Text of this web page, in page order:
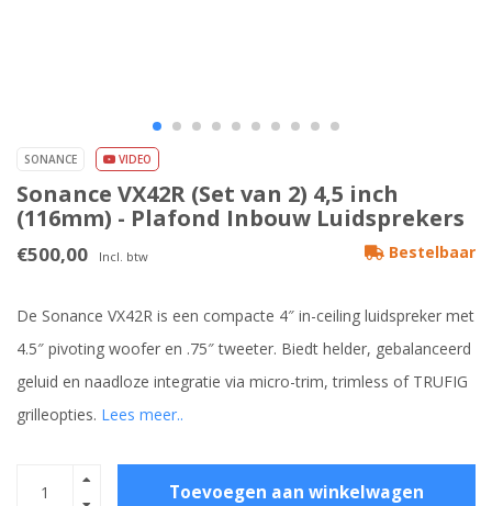
SONANCE VIDEO
Sonance VX42R (Set van 2) 4,5 inch
(116mm) - Plafond Inbouw Luidsprekers
€500,00 Incl. btw Bestelbaar
De Sonance VX42R is een compacte 4″ in-ceiling luidspreker met
4.5″ pivoting woofer en .75″ tweeter. Biedt helder, gebalanceerd
geluid en naadloze integratie via micro-trim, trimless of TRUFIG
grilleopties. Lees meer..
Toevoegen aan winkelwagen